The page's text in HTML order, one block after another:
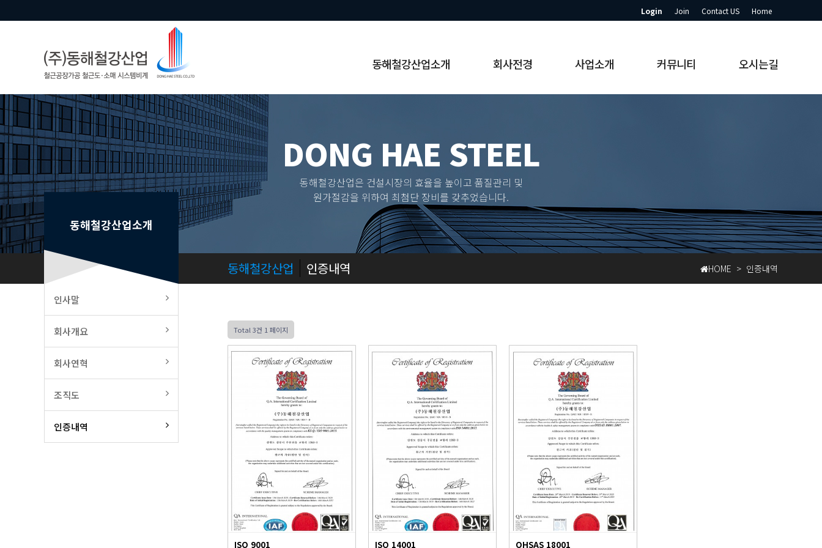
Home
Contact US
Join
Login
동해철강산업소개 회사전경 사업소개 커뮤니티 오시는길
DONG HAE STEEL
동해철강산업은 건설시장의 효율을 높이고 품질관리 및
원가절감을 위하여 최첨단 장비를 갖추었습니다.
동해철강산업 인증내역 HOME > 인증내역
동해철강산업소개
인사말
회사개요
회사연혁
조직도
인증내역
Total 3건 1 페이지
ISO 9001 ISO 14001 OHSAS 18001